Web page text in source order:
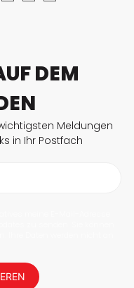
DEM
Meldungen
in Ihr Postfach